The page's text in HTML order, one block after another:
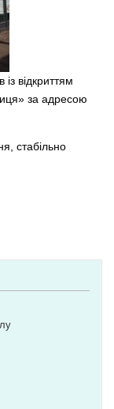
із відкриттям
за адресою
стабільно